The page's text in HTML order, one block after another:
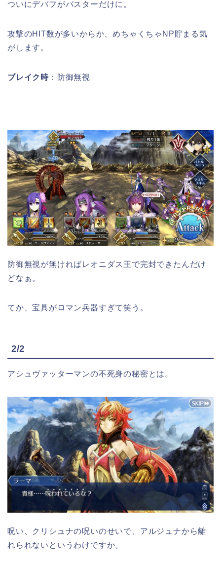
ついにデバフがバスターだけに。
攻撃のHIT数が多いからか、めちゃくちゃNP貯まる気
がします。
ブレイク時 ：防御無視
防御無視が無ければレオニダス王で完封できたんだけ
どなぁ。
てか、宝具がロマン兵器すぎて笑う。
2/2
アシュヴァッターマンの不死身の秘密とは。
呪い、クリシュナの呪いのせいで、アルジュナから離
れられないというわけですか。